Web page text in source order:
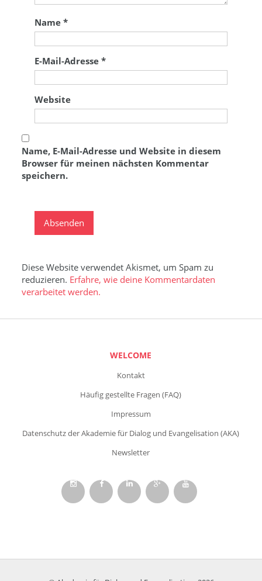
Name*
E-Mail-Adresse*
Website
Name, E-Mail-Adresse und Website in diesem
Browser für meinen nächsten Kommentar
speichern.
Diese Website verwendet Akismet, um Spam zu
reduzieren. Erfahre, wie deine Kommentardaten
verarbeitet werden.
WELCOME
Kontakt
Häufig gestellte Fragen (FAQ)
Impressum
Datenschutz der Akademie für Dialog und Evangelisation (AKA)
Newsletter